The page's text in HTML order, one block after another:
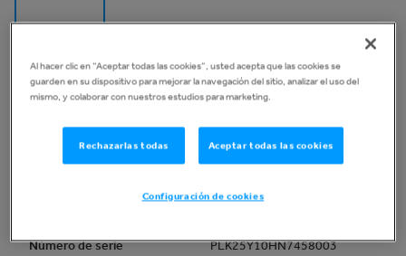
Información básica Ver video
Empacador circular
NEW HOLLAND
Roll-Bar 125
Número de serie PLK25Y10HN7458003
Al hacer clic en “Aceptar todas las cookies”, usted acepta que las cookies se
guarden en su dispositivo para mejorar la navegación del sitio, analizar el uso del
mismo, y colaborar con nuestros estudios para marketing.
Rechazarlas todas Aceptar todas las cookies
Configuración de cookies